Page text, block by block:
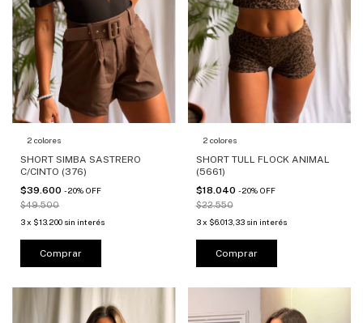
2 colores
SHORT SIMBA SASTRERO
C/CINTO (376)
$39.600 -20% OFF
$49.500
3x $13.200 sin interés
Comprar
2 colores
SHORT TULL FLOCK ANIMAL
(5661)
$18.040 -20% OFF
$22.550
3 x $6.013,33 sin interés
Comprar